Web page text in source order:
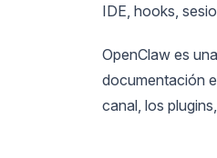
IDE, hooks,
OpenClaw es
documentación
canal, los